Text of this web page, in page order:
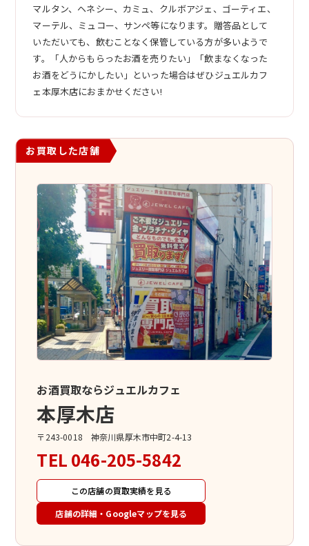
マルタン、ヘネシー、カミュ、クルボアジェ、ゴーティエ、
マーテル、ミュコー、サンペ等になります。贈答品として
いただいても、飲むことなく保管している方が多いようで
す。「人からもらったお酒を売りたい」「飲まなくなった
お酒をどうにかしたい」といった場合はぜひジュエルカフ
ェ本厚木店におまかせください!
お買取した店舗
お酒買取ならジュエルカフェ
本厚木店
〒243-0018 神奈川県厚木市中町2-4-13
TEL 046-205-5842
この店舗の買取実績を見る
店舗の詳細・Googleマップを見る